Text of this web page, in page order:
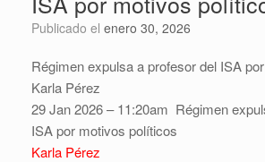
Publicado el enero 30, 2026
Régimen expulsa a profesor del ISA
Karla Pérez
29 Jan 2026 – 11:20am Régimen
ISA por motivos políticos
Karla Pérez